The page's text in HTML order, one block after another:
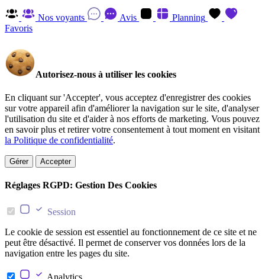
Nos voyants Avis
Planning
Favoris
Autorisez-nous à utiliser les cookies
En cliquant sur 'Accepter', vous acceptez d'enregistrer des cookies
sur votre appareil afin d'améliorer la navigation sur le site, d'analyser
l'utilisation du site et d'aider à nos efforts de marketing. Vous pouvez
en savoir plus et retirer votre consentement à tout moment en visitant
la Politique de confidentialité.
Gérer Accepter
Réglages RGPD: Gestion Des Cookies
Session
Le cookie de session est essentiel au fonctionnement de ce site et ne
peut être désactivé. Il permet de conserver vos données lors de la
navigation entre les pages du site.